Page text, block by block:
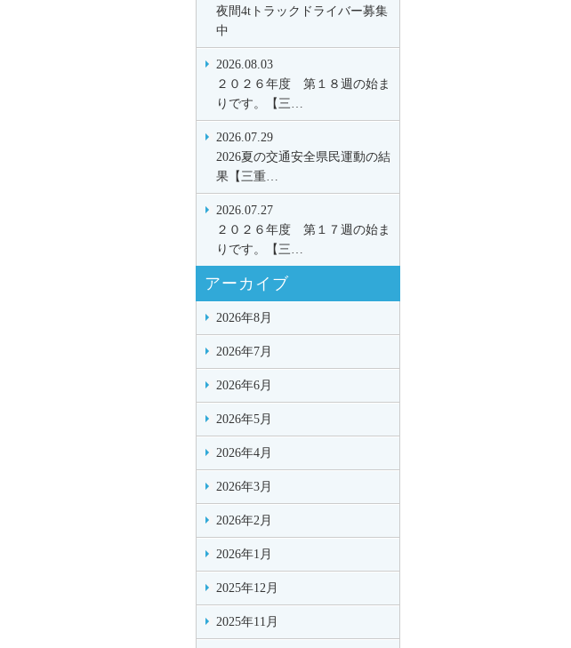
夜間4tトラックドライバー募集
中
2026.08.03
２０２６年度 第１８週の始ま
りです。【三…
2026.07.29
2026夏の交通安全県民運動の結
果【三重…
2026.07.27
２０２６年度 第１７週の始ま
りです。【三…
アーカイブ
2026年8月
2026年7月
2026年6月
2026年5月
2026年4月
2026年3月
2026年2月
2026年1月
2025年12月
2025年11月